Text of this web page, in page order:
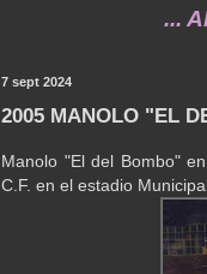
...
7 sept 2024
2005 MANOLO "EL
Manolo "El del Bombo"
C.F. en el estadio